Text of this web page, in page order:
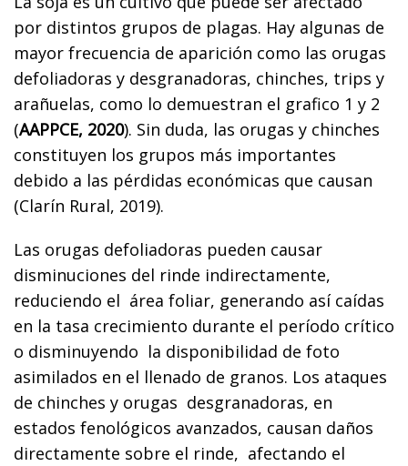
por distintos grupos de plagas. Hay algunas de
mayor frecuencia de aparición como las orugas
defoliadoras y desgranadoras, chinches, trips y
arañuelas, como lo demuestran el grafico 1 y 2
(AAPPCE, 2020). Sin duda, las orugas y chinches
constituyen los grupos más importantes
debido a las pérdidas económicas que causan
(Clarín Rural, 2019).
Las orugas defoliadoras pueden causar
disminuciones del rinde indirectamente,
reduciendo el área foliar, generando así caídas
en la tasa crecimiento durante el período crítico
o disminuyendo la disponibilidad de foto
asimilados en el llenado de granos. Los ataques
de chinches y orugas desgranadoras, en
estados fenológicos avanzados, causan daños
directamente sobre el rinde, afectando el